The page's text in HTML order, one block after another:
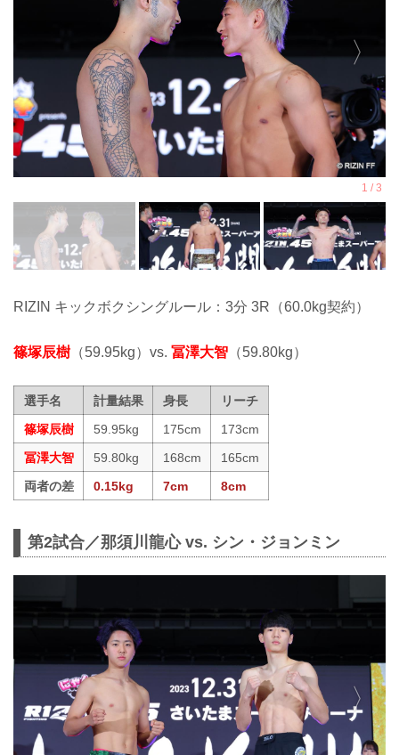
RIZIN キックボクシングルール：3分 3R（60.0kg契約）
篠塚辰樹 （59.95kg）vs. 冨澤大智 （59.80kg）
選手名 計量結果 身長
リーチ
篠塚辰樹
59.95kg 175cm
173cm
冨澤大智
59.80kg 168cm
165cm
両者の差
0.15kg 7cm 8cm
第2試合／那須川龍心 vs. シン・ジョンミン